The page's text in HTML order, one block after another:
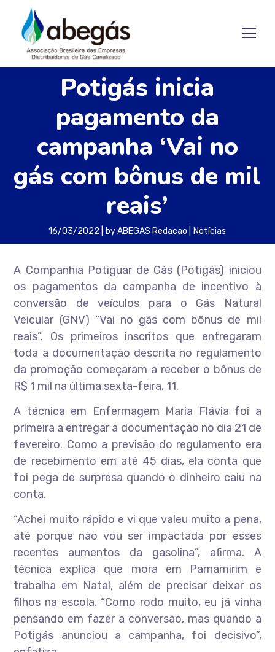
Potigás inicia
pagamento da
campanha ‘Vai no
gás com bônus de mil
reais’
16/03/2022 byABEGAS Redacao Notícias
A Companhia Potiguar de Gás (Potigás) iniciou
os pagamentos da campanha de incentivo à
conversão de veículos para o Gás Natural
Veicular (GNV) “Vai no gás com bônus de mil
reais”. Os primeiros inscritos que entregaram
toda a documentação descrita no regulamento
da promoção começaram a receber o bônus de
R$ 1 mil na última sexta-feira, 11.
A técnica em Enfermagem Maria Flávia foi a
primeira a entregar a documentação no dia 21 de
fevereiro. Como a previsão do regulamento era
de recebimento em até 45 dias, ela conta que
foi pega de surpresa quando o dinheiro caiu na
conta.
“Achei muito rápido e vi que valeu muito a pena,
até porque não vou ser impactada por esses
recentes aumentos da gasolina”, afirma. A
técnica explica que mora em Parnamirim e
trabalha em Natal, além de precisar deixar os
filhos na escola. “Como rodo muito, eu já vinha
pensando em fazer a conversão, mas quando a
Potigás anunciou a campanha, foi decisivo”,